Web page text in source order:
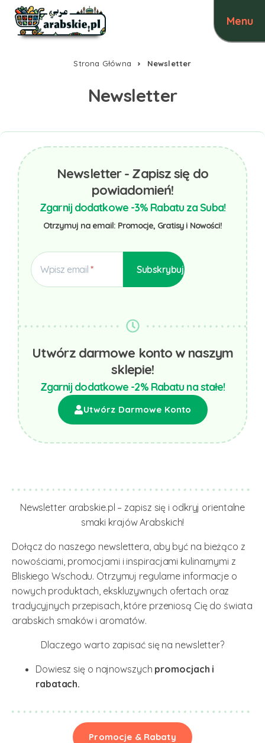
Strona Główna Newsletter
Newsletter
Newsletter - Zapisz się do
powiadomień!
Zgarnij dodatkowe -3% Rabatu za Suba!
Otrzymuj na email: Promocje, Gratisy i Nowości!
Wpisz email
Utwórz darmowe konto w naszym
sklepie!
Zgarnij dodatkowe -2% Rabatu na stałe!
Utwórz Darmowe Konto
Newsletter arabskie.pl – zapisz się i odkryj orientalne
smaki krajów Arabskich!
Dołącz do naszego newslettera, aby być na bieżąco z
nowościami, promocjami i inspiracjami kulinarnymi z
Bliskiego Wschodu. Otrzymuj regularne informacje o
nowych produktach, ekskluzywnych ofertach oraz
tradycyjnych przepisach, które przeniosą Cię do świata
arabskich smaków i aromatów.
Dlaczego warto zapisać się na newsletter?
Dowiesz się o najnowszych promocjach i
rabatach.
Promocje & Rabaty